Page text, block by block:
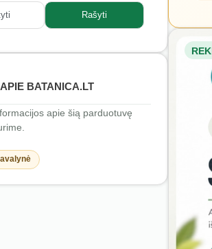
Rašyti
BATANICA.LT
apie šią parduotuvę